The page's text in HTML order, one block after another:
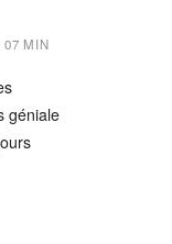
07 MIN
géniale